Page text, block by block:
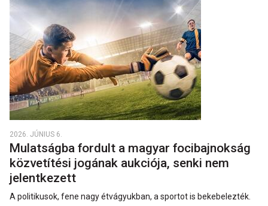
2026. JÚNIUS 6.
Mulatságba fordult a magyar focibajnokság
közvetítési jogának aukciója, senki nem
jelentkezett
A politikusok, fene nagy étvágyukban, a sportot is bekebelezték.